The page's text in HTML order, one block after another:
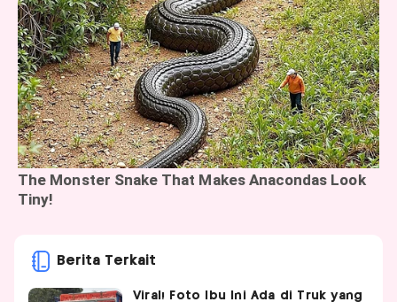
Berita Terkait
Viral! Foto Ibu Ini Ada di Truk yang